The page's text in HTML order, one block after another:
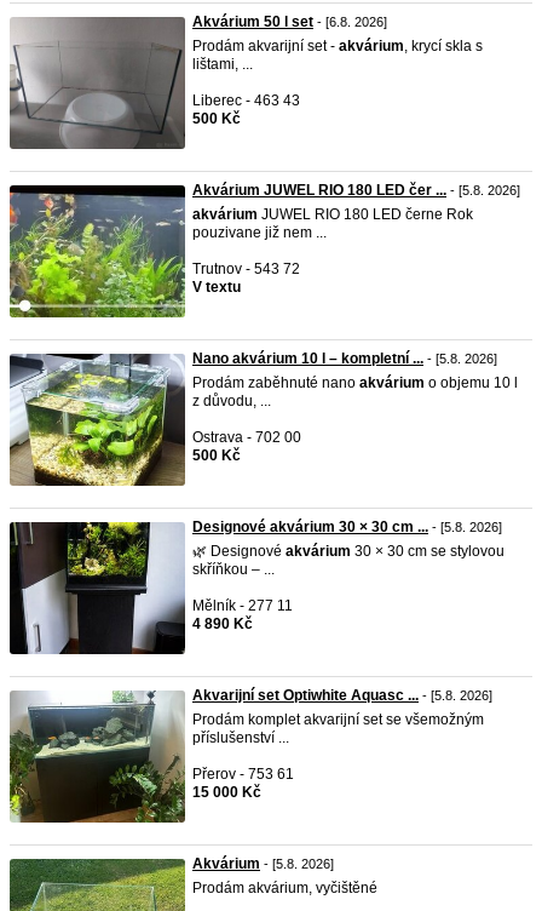
Akvárium 50 l set - [6.8. 2026]
Prodám akvarijní set - akvárium, krycí skla s
lištami, ...
Liberec - 463 43
500 Kč
Akvárium JUWEL RIO 180 LED čer ... - [5.8. 2026]
akvárium JUWEL RIO 180 LED černe Rok
pouzivane již nem ...
Trutnov - 543 72
V textu
Nano akvárium 10 l – kompletní ... - [5.8. 2026]
Prodám zaběhnuté nano akvárium o objemu 10 l
z důvodu, ...
Ostrava - 702 00
500 Kč
Designové akvárium 30 × 30 cm ... - [5.8. 2026]
🌿 Designové akvárium 30 × 30 cm se stylovou
skříňkou – ...
Mělník - 277 11
4 890 Kč
Akvarijní set Optiwhite Aquasc ... - [5.8. 2026]
Prodám komplet akvarijní set se všemožným
příslušenství ...
Přerov - 753 61
15 000 Kč
Akvárium - [5.8. 2026]
Prodám akvárium, vyčištěné